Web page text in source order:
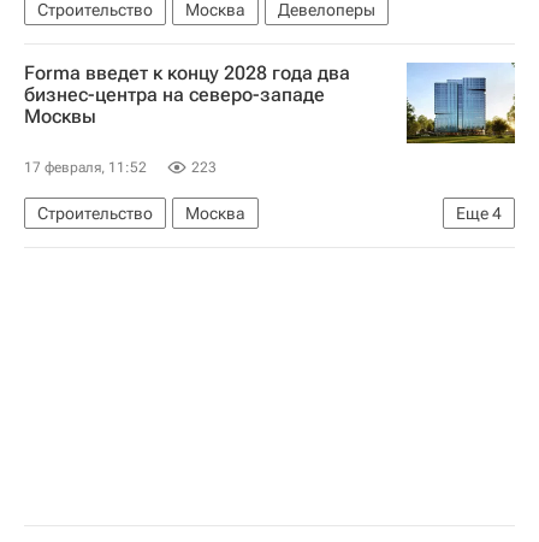
Строительство Москва Девелоперы
Forma введет к концу 2028 года два
бизнес-центра на северо-западе
Москвы
17 февраля, 11:52 223
Еще4
Строительство
Москва
Садовое кольцо (Москва)
Алексей Лысенков